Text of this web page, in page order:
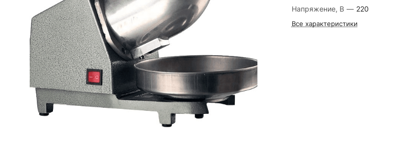
Напряжение, В — 220
Все характеристики